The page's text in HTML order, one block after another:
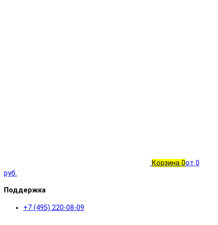
Корзина 0от 0
руб.
Поддержка
+7 (495) 220-08-09